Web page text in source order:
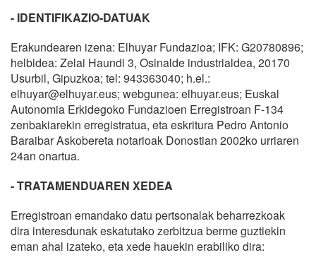
- IDENTIFIKAZIO-DATUAK
Erakundearen izena: Elhuyar Fundazioa; IFK: G20780896;
helbidea: Zelai Haundi 3, Osinalde industrialdea, 20170
Usurbil, Gipuzkoa; tel: 943363040; h.el.:
elhuyar@elhuyar.eus; webgunea: elhuyar.eus; Euskal
Autonomia Erkidegoko Fundazioen Erregistroan F-134
zenbakiarekin erregistratua, eta eskritura Pedro Antonio
Baraibar Askobereta notarioak Donostian 2002ko urriaren
24an onartua.
- TRATAMENDUAREN XEDEA
Erregistroan emandako datu pertsonalak beharrezkoak
dira interesdunak eskatutako zerbitzua berme guztiekin
eman ahal izateko, eta xede hauekin erabiliko dira: